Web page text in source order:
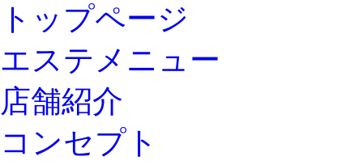
トップページ
エステメニュー
店舗紹介
コンセプト